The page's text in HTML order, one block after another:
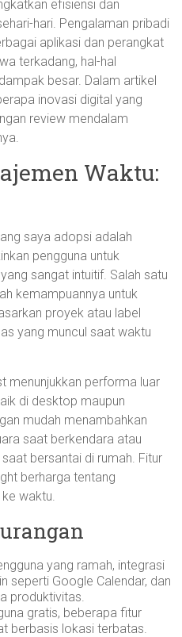
efisiensi dan
hari. Pengalaman pribadi
aplikasi dan perangkat
terkadang, hal-hal
besar. Dalam artikel
inovasi digital yang
review mendalam
Waktu:
saya adopsi adalah
pengguna untuk
sangat intuitif. Salah satu
kemampuannya untuk
proyek atau label
yang muncul saat waktu
menunjukkan performa luar
di desktop maupun
mudah menambahkan
saat berkendara atau
bersantai di rumah. Fitur
berharga tentang
waktu.
yang ramah, integrasi
seperti Google Calendar, dan
produktivitas.
gratis, beberapa fitur
berbasis lokasi terbatas.